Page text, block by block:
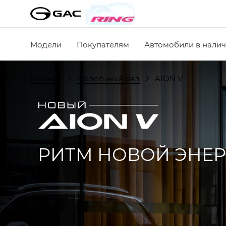
Модели Покупателям Автомобили в
Модельный ряд AION V
РИТМ НОВОЙ